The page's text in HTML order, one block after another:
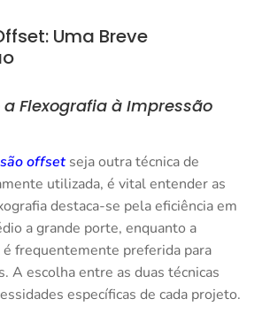
Uma Breve
Flexografia à Impressão
offsetseja outra técnica de
utilizada, é vital entender as
destaca-se pela eficiência em
a grande porte, enquanto a
frequentemente preferida para
A escolha entre as duas técnicas
específicas de cada projeto.